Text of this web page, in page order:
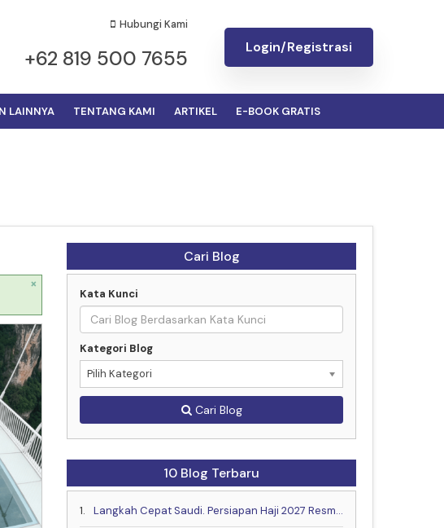
Hubungi Kami
+62 819 500 7655 Login/Registrasi
LAINNYA TENTANG KAMI ARTIKEL E-BOOK GRATIS
×
Cari Blog
Kata Kunci
Kategori Blog
Pilih Kategori
Cari Blog
10 Blog Terbaru
1. Langkah Cepat Saudi. Persiapan Haji 2027 Resmi Dimulai Lebih Awal